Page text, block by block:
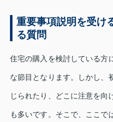
重要事項説明を受け
る質問
住宅の購入を検討している方
な節目となります。しかし、
じられたり、どこに注意を向
も多いです。そこで、ここで